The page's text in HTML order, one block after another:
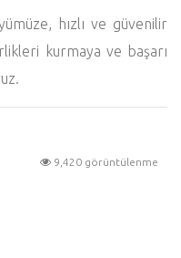
hızlı ve güvenilir
kurmaya ve başarı
9,420 görüntülenme